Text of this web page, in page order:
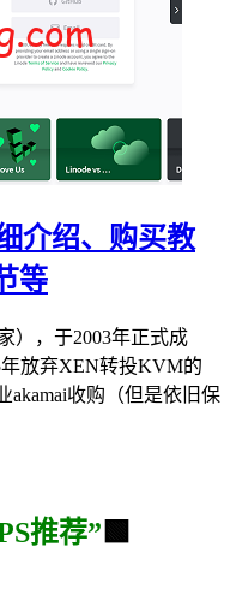
介绍、购买教
等
），于2003年正式成
放弃XEN转投KVM的
akamai收购（但是依旧保
推荐” 🟩